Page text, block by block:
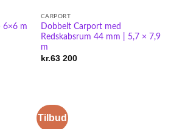
6×6 m
CARPORT
Dobbelt Carport med
Redskabsrum 44 mm | 5,7 × 7,9
m
kr.63 200
Tilbud